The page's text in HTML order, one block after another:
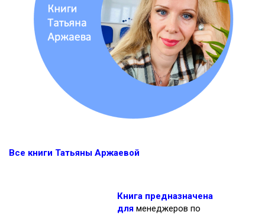
Все книги Татьяны Аржаевой
Книга предназначена
для менеджеров по